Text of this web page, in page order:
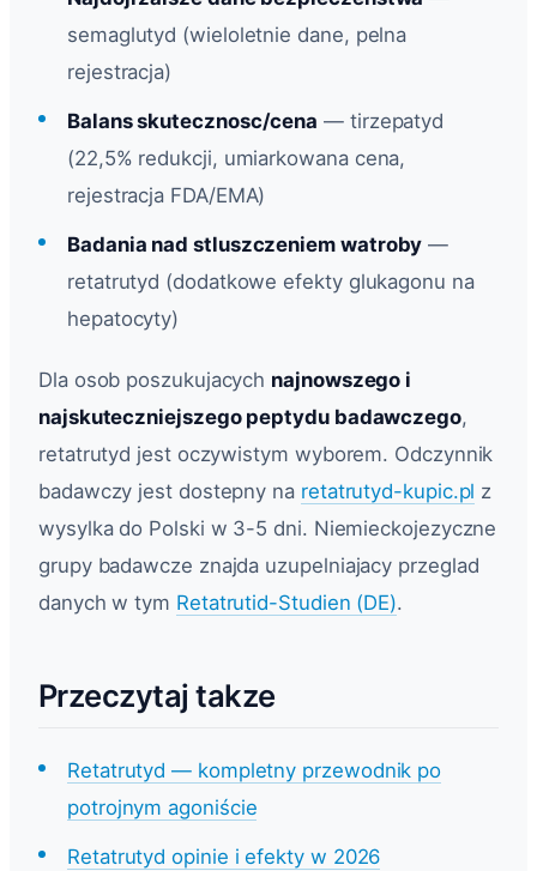
semaglutyd (wieloletnie dane, pelna
rejestracja)
Balans skutecznosc/cena — tirzepatyd
(22,5% redukcji, umiarkowana cena,
rejestracja FDA/EMA)
Badania nad stluszczeniem watroby —
retatrutyd (dodatkowe efekty glukagonu na
hepatocyty)
Dla osob poszukujacych najnowszego i
najskuteczniejszego peptydu badawczego,
retatrutyd jest oczywistym wyborem. Odczynnik
badawczy jest dostepny na retatrutyd-kupic.pl z
wysylka do Polski w 3-5 dni. Niemieckojezyczne
grupy badawcze znajda uzupelniajacy przeglad
danych w tym Retatrutid-Studien (DE).
Przeczytaj takze
Retatrutyd — kompletny przewodnik po
potrojnym agoniście
Retatrutyd opinie i efekty w 2026